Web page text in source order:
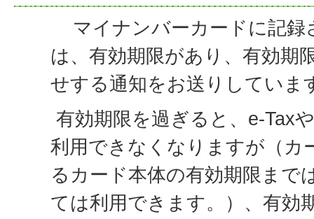
マイナンバーカードに記録
は、有効期限があり、有効期
せする通知をお送りしていま
有効期限を過ぎると、e-Tax
利用できなくなりますが（カ
るカード本体の有効期限まで
ては利用できます。）、有効